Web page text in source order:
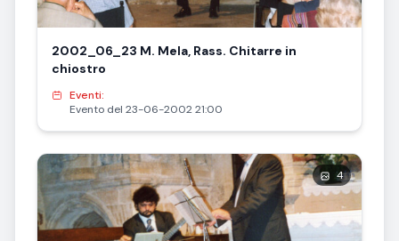
2002_06_23 M. Mela, Rass. Chitarre in
chiostro
Eventi:
Evento del 23-06-2002 21:00
4